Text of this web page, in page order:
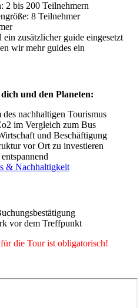
2 bis 200 Teilnehmern
8 Teilnehmer
zusätzlicher guide eingesetzt
wir mehr guides ein
und den Planeten:
nachhaltigen Tourismus
im Vergleich zum Bus
und Beschäftigung
vor Ort zu investieren
& Nachhaltigkeit
vor dem Treffpunkt
die Tour ist obligatorisch!